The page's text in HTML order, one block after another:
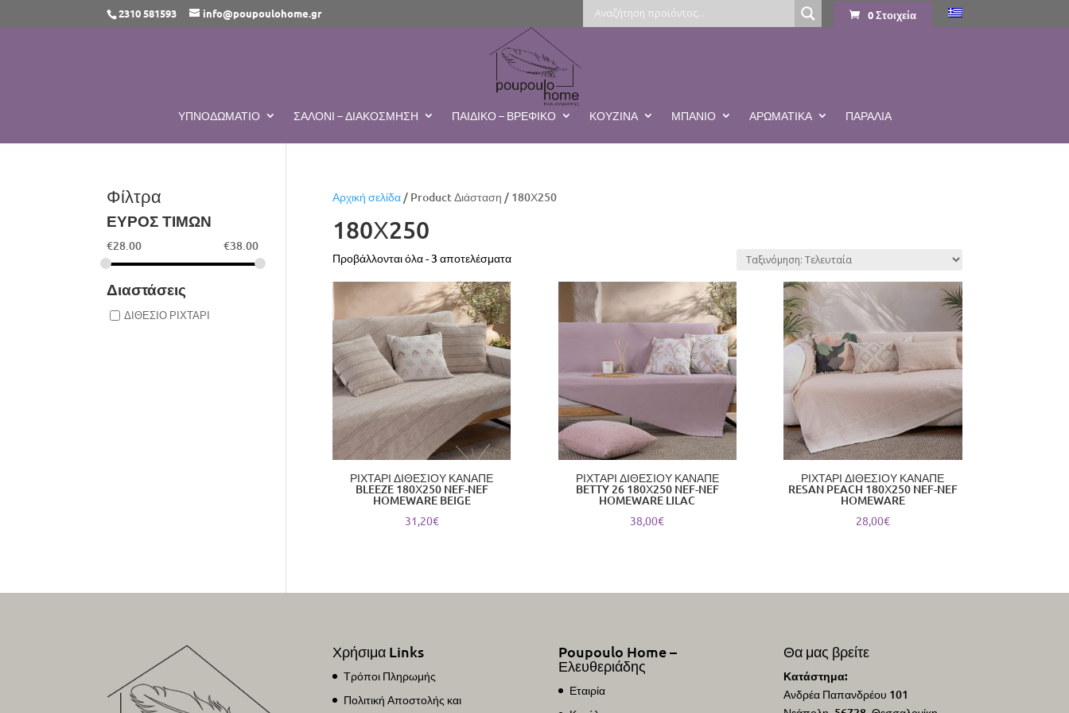
2310 581593 info@poupoulohome.gr 0 Στοιχεία
ΥΠΝΟΔΩΜΆΤΙΟ ΣΑΛΌΝΙ – ΔΙΑΚΌΣΜΗΣΗ ΠΑΙΔΙΚΌ – ΒΡΕΦΙΚΌ ΚΟΥΖΊΝΑ ΜΠΆΝΙΟ ΑΡΩΜΑΤΙΚΆ ΠΑΡΑΛΙΑ
Αρχική σελίδα/ Product Διάσταση / 180Χ250
180Χ250
Προβάλλονται όλα - 3 αποτελέσματαSorted
latest
ΡΙΧΤΑΡΙ ΔΙΘΕΣΙΟΥ ΚΑΝΑΠΕ
BLEEZE 180Χ250 NEF-NEF
HOMEWARE BEIGE
31,20€
ΡΙΧΤΑΡΙ ΔΙΘΕΣΙΟΥ ΚΑΝΑΠΕ
BETTY 26 180Χ250 NEF-NEF
HOMEWARE LILAC
38,00€
ΡΙΧΤΑΡΙ ΔΙΘΕΣΙΟΥ ΚΑΝΑΠΕ
RESAN PEACH 180Χ250 NEF-NEF
HOMEWARE
28,00€
Φίλτρα
ΕΥΡΟΣ ΤΙΜΩΝ
€28.00 €38.00
Διαστάσεις
ΔΙΘΕΣΙΟ ΡΙΧΤΑΡΙ
Χρήσιμα Links
Τρόποι Πληρωμής
Πολιτική Αποστολής και
Poupoulo Home –
Ελευθεριάδης
Εταιρία
Θα μας βρείτε
Κατάστημα:
Ανδρέα Παπανδρέου 101